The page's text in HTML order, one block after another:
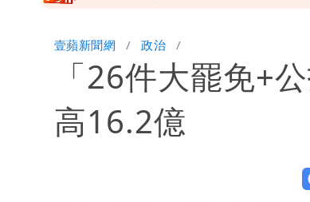
Uber Eats違法偷錢！外送員得
「民間買到1500萬劑BNT補疫
壹蘋新聞網 政治
「26件大罷免+
高16.2億